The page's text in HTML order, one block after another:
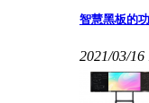
智慧黑板的
2021/03/16